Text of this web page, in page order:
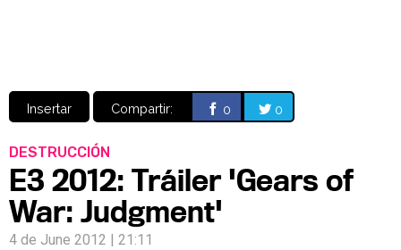
Insertar Compartir: 0 0
DESTRUCCIÓN
E3 2012: Tráiler 'Gears of
War: Judgment'
4 de June 2012 | 21:11